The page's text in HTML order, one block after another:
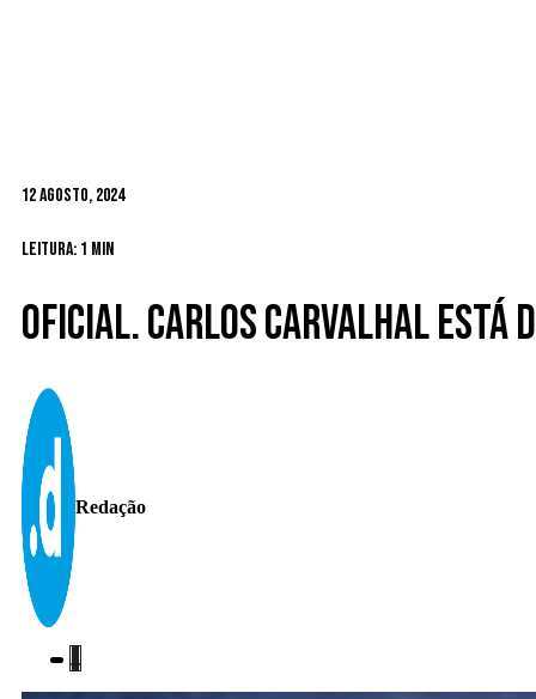
12 Agosto, 2024
Leitura: 1 min
Oficial. Carlos Carvalhal está
Redação